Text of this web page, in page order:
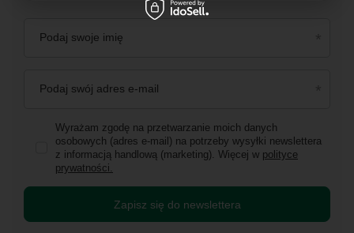
Podaj swoje imię
Podaj swój adres e-mail
Wyrażam zgodę na przetwarzanie moich danych
osobowych (adres e-mail) na potrzeby wysyłki newslettera
z informacją handlową (marketing). Więcej w polityce
prywatności.
Zapisz się do newslettera